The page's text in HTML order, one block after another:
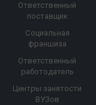
Ответственный
поставщик
Социальная
франшиза
Ответственный
работодатель
Центры занятости
ВУЗов